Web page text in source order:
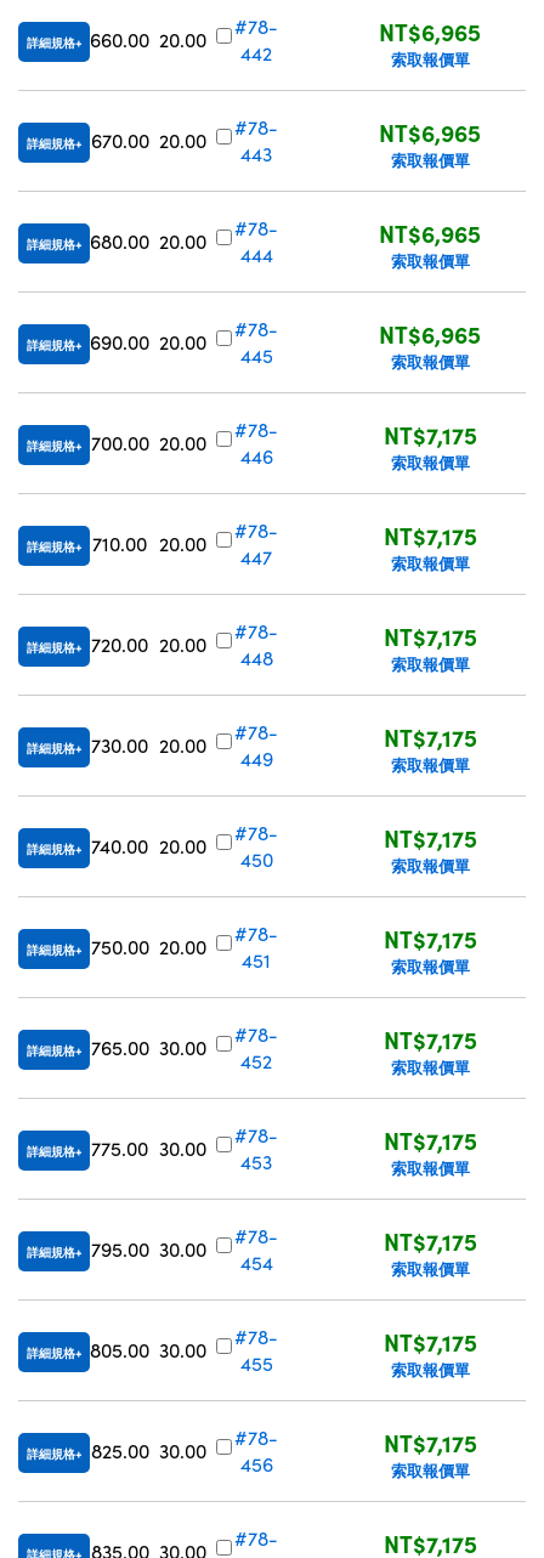
詳細規格 660.00 20.00
#78-
442
NT$6,965
索取報價單
詳細規格 670.00 20.00
#78-
443
NT$6,965
索取報價單
詳細規格 680.00 20.00
#78-
444
NT$6,965
索取報價單
詳細規格 690.00 20.00
#78-
445
NT$6,965
索取報價單
詳細規格 700.00 20.00
#78-
446
NT$7,175
索取報價單
詳細規格 710.00 20.00
#78-
447
NT$7,175
索取報價單
詳細規格 720.00 20.00
#78-
448
NT$7,175
索取報價單
詳細規格 730.00 20.00
#78-
449
NT$7,175
索取報價單
詳細規格 740.00 20.00
#78-
450
NT$7,175
索取報價單
詳細規格 750.00 20.00
#78-
451
NT$7,175
索取報價單
詳細規格 765.00 30.00
#78-
452
NT$7,175
索取報價單
詳細規格 775.00 30.00
#78-
453
NT$7,175
索取報價單
詳細規格 795.00 30.00
#78-
454
NT$7,175
索取報價單
詳細規格 805.00 30.00
#78-
455
NT$7,175
索取報價單
詳細規格 825.00 30.00
#78-
456
NT$7,175
索取報價單
詳細規格 835.00 30.00
#78-
NT$7,175